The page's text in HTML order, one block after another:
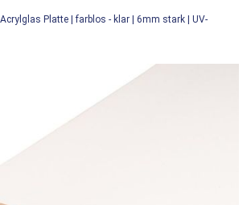
Platte | farblos - klar | 6mm stark | UV-